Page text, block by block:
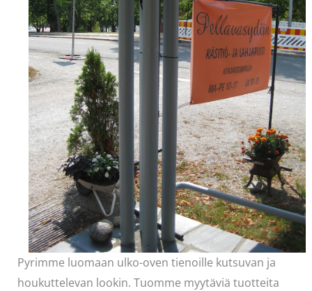
Pyrimme luomaan ulko-oven tienoille kutsuvan ja
houkuttelevan lookin. Tuomme myytäviä tuotteita